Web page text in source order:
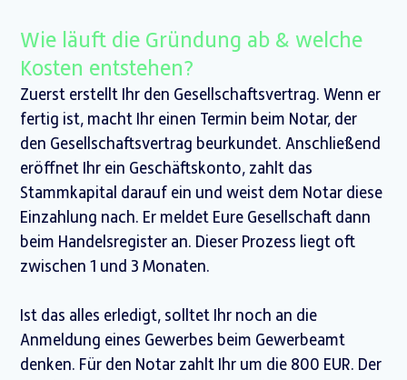
Wie läuft die Gründung ab & welche
Kosten entstehen?
Zuerst erstellt Ihr den Gesellschaftsvertrag. Wenn er
fertig ist, macht Ihr einen Termin beim Notar, der
den Gesellschaftsvertrag beurkundet. Anschließend
eröffnet Ihr ein Geschäftskonto, zahlt das
Stammkapital darauf ein und weist dem Notar diese
Einzahlung nach. Er meldet Eure Gesellschaft dann
beim Handelsregister an. Dieser Prozess liegt oft
zwischen 1 und 3 Monaten.
Ist das alles erledigt, solltet Ihr noch an die
Anmeldung eines Gewerbes beim Gewerbeamt
denken. Für den Notar zahlt Ihr um die 800 EUR. Der